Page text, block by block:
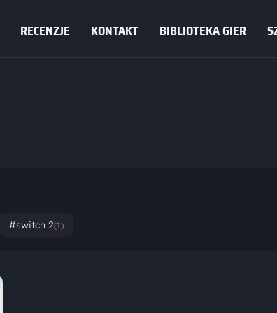
RECENZJE KONTAKT BIBLIOTEKA GIER
#switch 2(1)